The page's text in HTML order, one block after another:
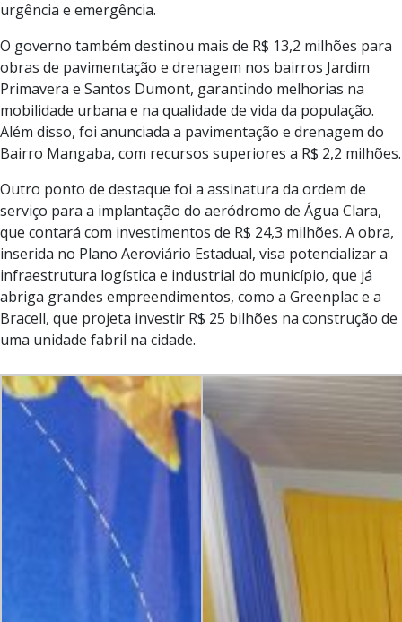
urgência e emergência.
O governo também destinou mais de R$ 13,2 milhões para
obras de pavimentação e drenagem nos bairros Jardim
Primavera e Santos Dumont, garantindo melhorias na
mobilidade urbana e na qualidade de vida da população.
Além disso, foi anunciada a pavimentação e drenagem do
Bairro Mangaba, com recursos superiores a R$ 2,2 milhões.
Outro ponto de destaque foi a assinatura da ordem de
serviço para a implantação do aeródromo de Água Clara,
que contará com investimentos de R$ 24,3 milhões. A obra,
inserida no Plano Aeroviário Estadual, visa potencializar a
infraestrutura logística e industrial do município, que já
abriga grandes empreendimentos, como a Greenplac e a
Bracell, que projeta investir R$ 25 bilhões na construção de
uma unidade fabril na cidade.